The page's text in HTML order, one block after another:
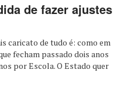
de fazer ajustes
caricato de tudo é: como em
fecham passado dois anos
por Escola. O Estado quer